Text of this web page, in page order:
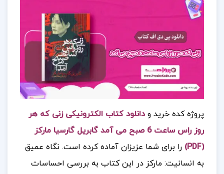
پروژه کده خرید و دانلود کتاب الکترونیکی زنی که هر
روز راس ساعت 6 صبح می آمد گابریل گارسیا مارکز
(PDF)
را برای شما عزیزان آماده کرده است. نگاه عمیق
به انسانیت: مارکز در این کتاب به بررسی احساسات